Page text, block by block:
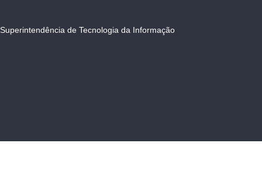
Superintendência de Tecnologia da Informação